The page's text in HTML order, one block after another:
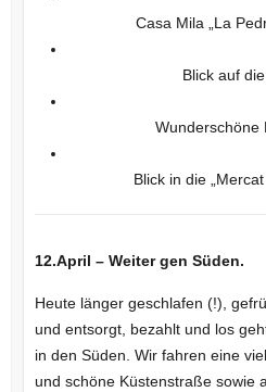
Casa Mila „La
Blick auf
Wunderschöne
Blick in die
12.April – Weiter gen Süden.
Heute länger geschlafen (!),
und entsorgt, bezahlt und los
in den Süden. Wir fahren eine
und schöne Küstenstraße sowie